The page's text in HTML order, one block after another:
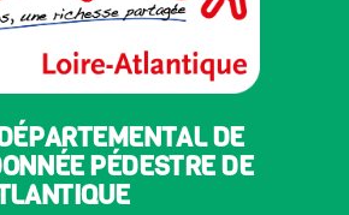
DE
PÉDESTRE DE